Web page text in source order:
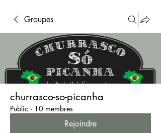
Groupes
churrasco-so-picanha
Public · 10 membres
Rejoindre